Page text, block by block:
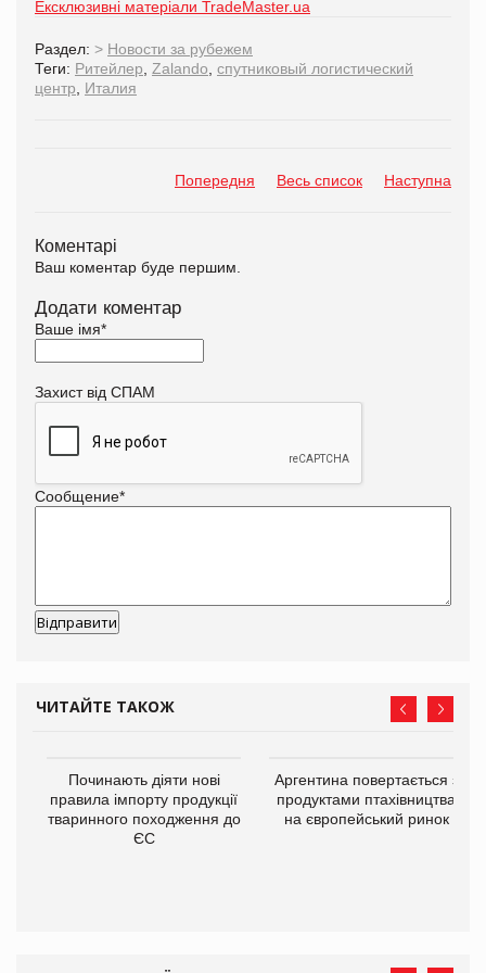
Ексклюзивні матеріали TradeMaster.ua
Раздел: > Новости за рубежем
Теги: Ритейлер Zalando спутниковый логистический
центр
Италия
Попередня Весь список Наступна
Коментарі
Ваш коментар буде першим.
Додати коментар
Ваше імя*
Захист від СПАМ
Сообщение*
ЧИТАЙТЕ ТАКОЖ
Починають діяти нові
правила імпорту продукції
тваринного походження до
ЄС
Аргентина повертається з
продуктами птахівництва
на європейський ринок